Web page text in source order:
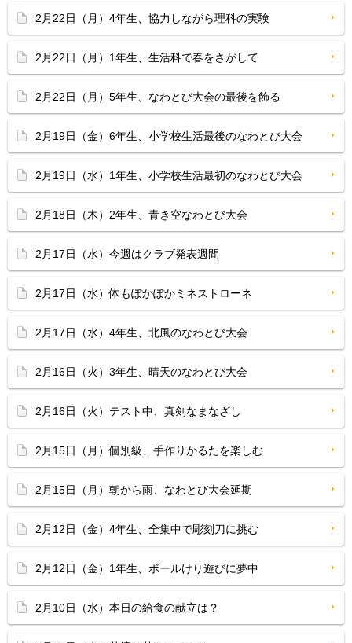
2月22日（月）4年生、協力しながら理科の実験
2月22日（月）1年生、生活科で春をさがして
2月22日（月）5年生、なわとび大会の最後を飾る
2月19日（金）6年生、小学校生活最後のなわとび大会
2月19日（水）1年生、小学校生活最初のなわとび大会
2月18日（木）2年生、青き空なわとび大会
2月17日（水）今週はクラブ発表週間
2月17日（水）体もぽかぽかミネストローネ
2月17日（水）4年生、北風のなわとび大会
2月16日（火）3年生、晴天のなわとび大会
2月16日（火）テスト中、真剣なまなざし
2月15日（月）個別級、手作りかるたを楽しむ
2月15日（月）朝から雨、なわとび大会延期
2月12日（金）4年生、全集中で彫刻刀に挑む
2月12日（金）1年生、ボールけり遊びに夢中
2月10日（水）本日の給食の献立は？